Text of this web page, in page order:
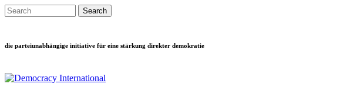
Direkt zum Inhalt
Search this site
die parteiunabhängige initiative für eine stärkung direkter demokratie